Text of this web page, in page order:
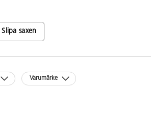
Slipa saxen
Varumärke